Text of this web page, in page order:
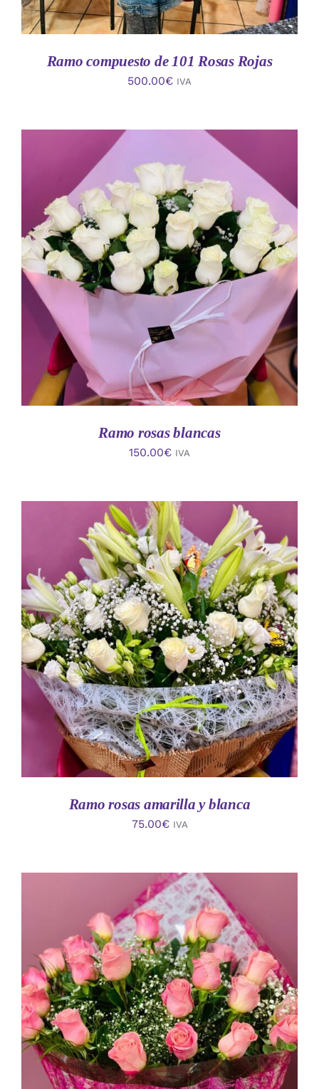
Ramo compuesto de 101 Rosas Rojas
500.00€ IVA
AÑADIR AL CARRITO
/
DETALLES
Ramo rosas blancas
150.00€ IVA
AÑADIR AL CARRITO
/
DETALLES
Ramo rosas amarilla y blanca
75.00€ IVA
AÑADIR AL CARRITO
/
DETALLES